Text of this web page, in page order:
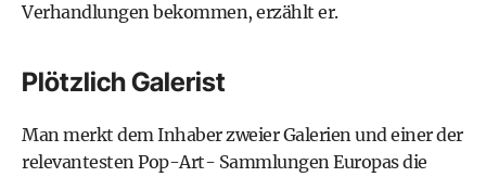
Verhandlungen bekommen, erzählt er.
Plötzlich Galerist
Man merkt dem Inhaber zweier Galerien und einer der
relevantesten Pop-Art- Sammlungen Europas die